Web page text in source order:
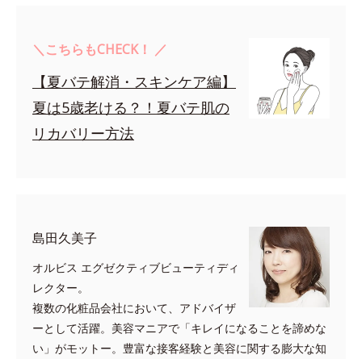
＼こちらもCHECK！ ／
【夏バテ解消・スキンケア編】
夏は5歳老ける？！夏バテ肌の
リカバリー方法
島田久美子
オルビス エグゼクティブビューティディ
レクター。
複数の化粧品会社において、アドバイザ
ーとして活躍。美容マニアで「キレイになることを諦めな
い」がモットー。豊富な接客経験と美容に関する膨大な知